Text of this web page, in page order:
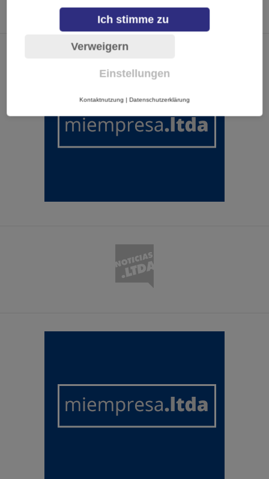
Ich stimme zu
Verweigern
Einstellungen
Kontaktnutzung | Datenschutzerklärung